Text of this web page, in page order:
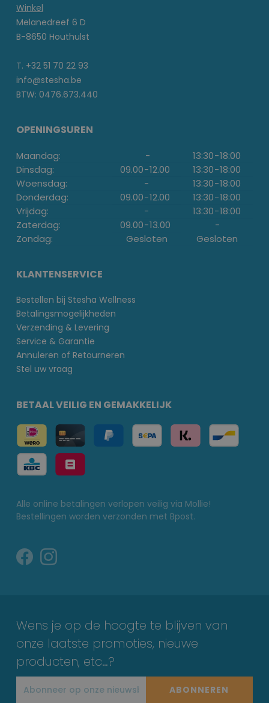
Winkel
Melanedreef 6 D
B-8650 Houthulst
T. +32 51 70 22 93
info@stesha.be
BTW: 0476.673.440
OPENINGSUREN
Maandag: - 13:30-18:00
Dinsdag:
09.00-12.00 13:30-18:00
Woensdag:
- 13:30-18:00
Donderdag:
09.00-12.00 13:30-18:00
Vrijdag:
- 13:30-18:00
Zaterdag:
09.00-13.00
-
Zondag:
Gesloten Gesloten
KLANTENSERVICE
Bestellen bij Stesha Wellness
Betalingsmogelijkheden
Verzending & Levering
Service & Garantie
Annuleren of Retourneren
Stel uw vraag
BETAAL VEILIG EN GEMAKKELIJK
Alle online betalingen verlopen veilig via Mollie!
Bestellingen worden verzonden met Bpost.
Wens je op de hoogte te blijven van
onze laatste promoties, nieuwe
producten, etc…?
ABONNEREN